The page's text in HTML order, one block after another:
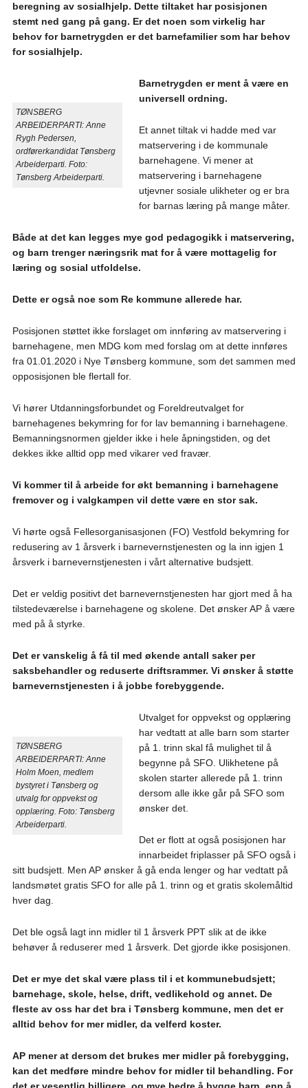
beregning av sosialhjelp. Dette tiltaket har posisjonen
stemt ned gang på gang. Er det noen som virkelig har
behov for barnetrygden er det barnefamilier som har behov
for sosialhjelp.
TØNSBERG
ARBEIDERPARTI:Anne
Rygh Pedersen,
ordførerkandidat Tønsberg
Arbeiderparti. Foto:
Tønsberg Arbeiderparti.
Barnetrygden er ment å være en
universell ordning.
Et annet tiltak vi hadde med var
matservering i de kommunale
barnehagene. Vi mener at
matservering i barnehagene
utjevner sosiale ulikheter og er bra
for barnas læring på mange måter.
Både at det kan legges mye god pedagogikk i matservering,
og barn trenger næringsrik mat for å være mottagelig for
læring og sosial utfoldelse.
Dette er også noe som Re kommune allerede har.
Posisjonen støttet ikke forslaget om innføring av matservering i
barnehagene, men MDG kom med forslag om at dette innføres
fra 01.01.2020 i Nye Tønsberg kommune, som det sammen med
opposisjonen ble flertall for.
Vi hører Utdanningsforbundet og Foreldreutvalget for
barnehagenes bekymring for for lav bemanning i barnehagene.
Bemanningsnormen gjelder ikke i hele åpningstiden, og det
dekkes ikke alltid opp med vikarer ved fravær.
Vi kommer til å arbeide for økt bemanning i barnehagene
fremover og i valgkampen vil dette være en stor sak.
Vi hørte også Fellesorganisasjonen (FO) Vestfold bekymring for
redusering av 1 årsverk i barnevernstjenesten og la inn igjen 1
årsverk i barnevernstjenesten i vårt alternative budsjett.
Det er veldig positivt det barnevernstjenesten har gjort med å ha
tilstedeværelse i barnehagene og skolene. Det ønsker AP å være
med på å styrke.
Det er vanskelig å få til med økende antall saker per
saksbehandler og reduserte driftsrammer. Vi ønsker å støtte
barnevernstjenesten i å jobbe forebyggende.
TØNSBERG
ARBEIDERPARTI: Anne
Holm Moen, medlem
bystyret i Tønsberg og
utvalg for oppvekst og
opplæring. Foto: Tønsberg
Arbeiderparti.
Utvalget for oppvekst og opplæring
har vedtatt at alle barn som starter
på 1. trinn skal få mulighet til å
begynne på SFO. Ulikhetene på
skolen starter allerede på 1. trinn
dersom alle ikke går på SFO som
ønsker det.
Det er flott at også posisjonen har
innarbeidet friplasser på SFO også i
sitt budsjett. Men AP ønsker å gå enda lenger og har vedtatt på
landsmøtet gratis SFO for alle på 1. trinn og et gratis skolemåltid
hver dag.
Det ble også lagt inn midler til 1 årsverk PPT slik at de ikke
behøver å reduserer med 1 årsverk. Det gjorde ikke posisjonen.
Det er mye det skal være plass til i et kommunebudsjett;
barnehage, skole, helse, drift, vedlikehold og annet. De
fleste av oss har det bra i Tønsberg kommune, men det er
alltid behov for mer midler, da velferd koster.
AP mener at dersom det brukes mer midler på forebygging,
kan det medføre mindre behov for midler til behandling. For